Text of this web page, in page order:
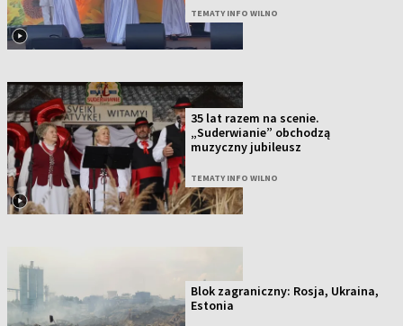
TEMATY INFO WILNO
35 lat razem na scenie.
„Suderwianie” obchodzą
muzyczny jubileusz
TEMATY INFO WILNO
Blok zagraniczny: Rosja, Ukraina,
Estonia